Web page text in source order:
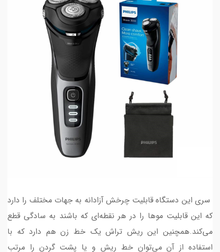
سری این دستگاه قابلیت چرخش آزادانه به جهات مختلف را دارد
که این قابلیت موها را در هر نقطه‌ای که باشند به سادگی قطع
می‌کند.همچنین این ریش تراش یک خط زن هم دارد که با
استفاده از آن می‌توان خط ریش و یا پشت گردن را مرتب